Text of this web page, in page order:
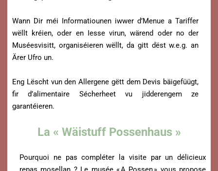
Wann Dir méi Informatiounen iwwer d’Menue a Tariffer
wëllt kréien, oder en Iesse virun, wärend oder no der
Muséesvisitt, organiséieren wëllt, da gitt dëst w.e.g. an
Ärer Ufro un.
Eng Lëscht vun den Allergene gëtt dem Devis bäigefüügt,
fir d’alimentaire Sécherheet vu jidderengem ze
garantéieren.
La « Wäistuff Possenhaus »
Pourquoi ne pas compléter la visite par un délicieux